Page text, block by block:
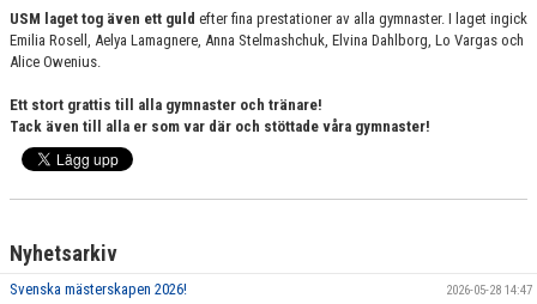
USM laget tog även ett guld efter fina prestationer av alla gymnaster. I laget ingick
Emilia Rosell, Aelya Lamagnere, Anna Stelmashchuk, Elvina Dahlborg, Lo Vargas och
Alice Owenius.
Ett stort grattis till alla gymnaster och tränare!
Tack även till alla er som var där och stöttade våra gymnaster!
Nyhetsarkiv
Svenska mästerskapen 2026! 2026-05-28 14:47